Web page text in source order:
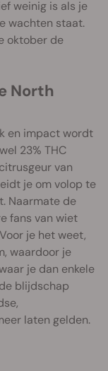
weinig is als je
wachten staat.
oktober de
North
en impact wordt
23% THC
van
je om volop te
Naarmate de
fans van wiet
je het weet,
waardoor je
je dan enkele
blijdschap
laten gelden.